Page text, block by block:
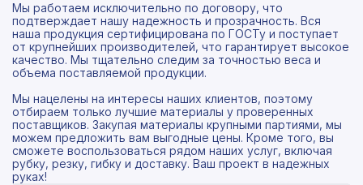
Мы работаем исключительно по договору, что
подтверждает нашу надежность и прозрачность. Вся
наша продукция сертифицирована по ГОСТу и поступает
от крупнейших производителей, что гарантирует высокое
качество. Мы тщательно следим за точностью веса и
объема поставляемой продукции.
Мы нацелены на интересы наших клиентов, поэтому
отбираем только лучшие материалы у проверенных
поставщиков. Закупая материалы крупными партиями, мы
можем предложить вам выгодные цены. Кроме того, вы
сможете воспользоваться рядом наших услуг, включая
рубку, резку, гибку и доставку. Ваш проект в надежных
руках!